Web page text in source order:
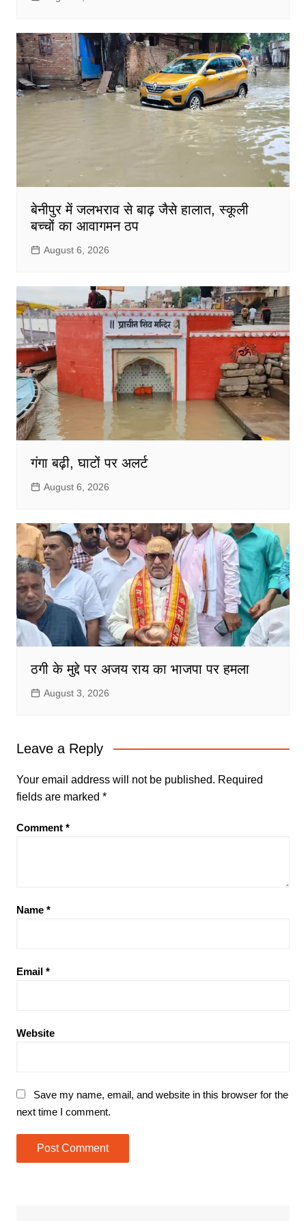
बेनीपुर में जलभराव से बाढ़ जैसे हालात, स्कूली
बच्चों का आवागमन ठप
August 6, 2026
गंगा बढ़ी, घाटों पर अलर्ट
August 6, 2026
ठगी के मुद्दे पर अजय राय का भाजपा पर हमला
August 3, 2026
Leave a Reply
Your email address will not be published. Required
fields are marked *
Comment *
Name *
Email *
Website
Save my name, email, and website in this browser for the
next time I comment.